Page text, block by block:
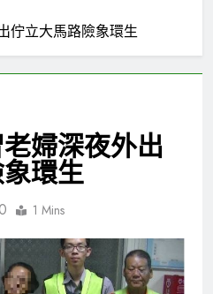
佇立大馬路險象環生
婦深夜外出
環生
0 1 Mins